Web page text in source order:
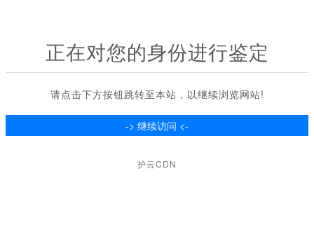
正在对您的身份进行鉴定
请点击下方按钮跳转至本站，以继续浏览网站!
护云CDN